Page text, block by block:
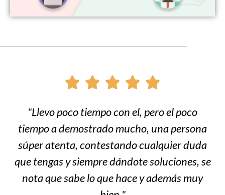
    
"Llevo poco tiempo con el, pero el poco
tiempo a demostrado mucho, una persona
súper atenta, contestando cualquier duda
que tengas y siempre dándote soluciones, se
nota que sabe lo que hace y además muy